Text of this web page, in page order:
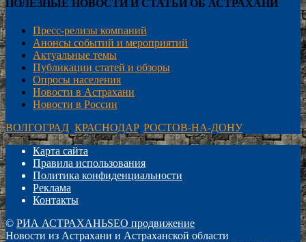
ПОЛЕЗНЫЕ НОВОСТИ И СТАТЬИ ОБ АСТРАХАНИ
Пресс-релизы компаний
Анонсы событий и мероприятий
Актуальные темы
Публикации статей и обзоры
Опросы населения
Новости в Астрахани
Новости в России
ВОЛГОГРАД, КРАСНОДАР, РОСТОВ-НА-ДОНУ
Карта сайта
Правила использования
Политика конфиденциальности
Реклама
Контакты
© РИА АСТРАХАНЬSEO продвижение
Новости из Астрахани и Астраханской области